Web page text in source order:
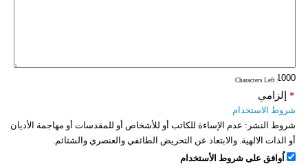
: Characters Left
إلزامي *
شروط الاستخدام
شروط النشر: عدم الإساءة للكاتب أو للأشخاص أو للمقدسات أو مهاجمة الأديان
أو الذات الالهية. والابتعاد عن التحريض الطائفي والعنصري والشتائم.
اُوافق على شروط الأستخدام